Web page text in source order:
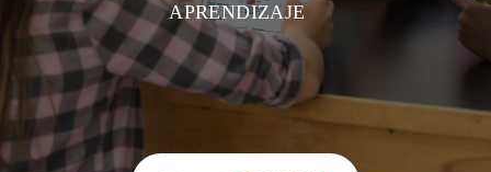
APRENDIZAJE